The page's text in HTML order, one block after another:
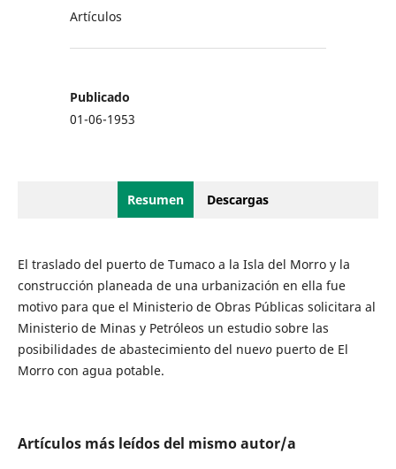
Artículos
Publicado
01-06-1953
Resumen Descargas
El traslado del puerto de Tumaco a la Isla del Morro y la
construcción planeada de una urbanización en ella fue
motivo para que el Ministerio de Obras Públicas solicitara al
Ministerio de Minas y Petróleos un estudio sobre las
posibilidades de abastecimiento del nuevo puerto de El
Morro con agua potable.
Artículos más leídos del mismo autor/a